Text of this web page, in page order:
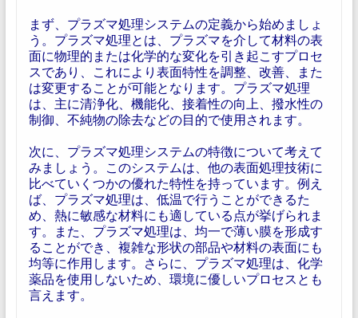
まず、プラズマ処理システムの定義から始めましょ
う。プラズマ処理とは、プラズマを介して材料の表
面に物理的または化学的な変化を引き起こすプロセ
スであり、これにより表面特性を調整、改善、また
は変更することが可能となります。プラズマ処理
は、主に清浄化、機能化、接着性の向上、撥水性の
制御、不純物の除去などの目的で使用されます。
次に、プラズマ処理システムの特徴について考えて
みましょう。このシステムは、他の表面処理技術に
比べていくつかの優れた特性を持っています。例え
ば、プラズマ処理は、低温で行うことができるた
め、熱に敏感な材料にも適している点が挙げられま
す。また、プラズマ処理は、均一で薄い膜を形成す
ることができ、複雑な形状の部品や材料の表面にも
均等に作用します。さらに、プラズマ処理は、化学
薬品を使用しないため、環境に優しいプロセスとも
言えます。